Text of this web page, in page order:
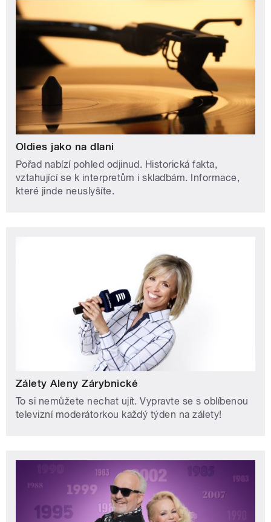
Oldies jako na dlani
Pořad nabízí pohled odjinud. Historická fakta,
vztahující se k interpretům i skladbám. Informace,
které jinde neuslyšíte.
Zálety Aleny Zárybnické
To si nemůžete nechat ujít. Vypravte se s oblíbenou
televizní moderátorkou každý týden na zálety!